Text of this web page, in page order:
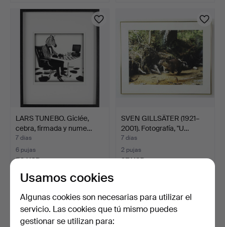
LARS TUNEBO. Giclée,
cebra, firmada y nume…
7 días
6 pujas
59 USD
SVEN GILLSÄTER (1921–
2001). Fotografía, "U…
7 días
2 pujas
37 USD
Usamos cookies
Algunas cookies son necesarias para utilizar el
servicio. Las cookies que tú mismo puedes
gestionar se utilizan para: